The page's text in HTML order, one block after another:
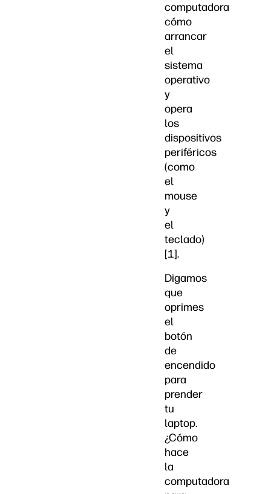
computadora
cómo
arrancar
el
sistema
operativo
y
opera
los
dispositivos
periféricos
(como
el
mouse
y
el
teclado)
[1].
Digamos
que
oprimes
el
botón
de
encendido
para
prender
tu
laptop.
¿Cómo
hace
la
computadora